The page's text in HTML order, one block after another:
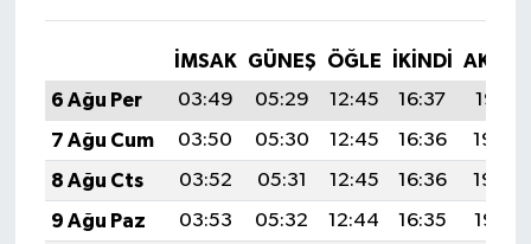
İMSAK GÜNEŞ ÖĞLE İKINDI
6 Ağu Per
03:49 05:29 12:45 16:37
19:51
7 Ağu Cum
03:50 05:30 12:45 16:36
19:49
8 Ağu Cts
03:52 05:31 12:45 16:36
19:48
9 Ağu Paz
03:53 05:32 12:44 16:35
19:47